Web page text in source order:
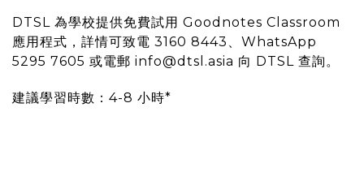
DTSL 為學校提供免費試用 Goodnotes Classroom
應用程式，詳情可致電 3160 8443、WhatsApp
5295 7605 或電郵 info@dtsl.asia 向 DTSL 查詢。
建議學習時數：4-8 小時*